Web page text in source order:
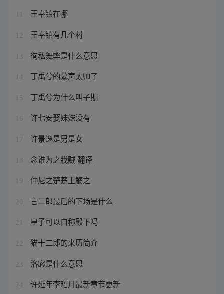
王奉镇在哪
12 王奉镇有几个村
13 徇私舞弊是什么意思
14 丁禹兮的慕声太帅了
15 丁禹兮为什么叫子期
16 许七安娶妹妹没有
17 许景逸是男是女
18 念谁为之戕贼 翻译
19 仲尼之楚楚王觞之
20 言二郎最后的下场是什么
21 皇子可以自称殿下吗
22 猫十二郎的来历简介
23 洛宓是什么意思
24 许延年李昭月最新章节更新